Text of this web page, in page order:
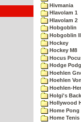
Hivmania
Hlavolam 1
Hlavolam 2
Hobgoblin
Hobgoblin II
Hockey
Hockey M8
Hocus
Hodge
Hoehlen
Hoehlen
Hoehlen-
Holgi's
Hollywood
Home Pong
Home Tenis